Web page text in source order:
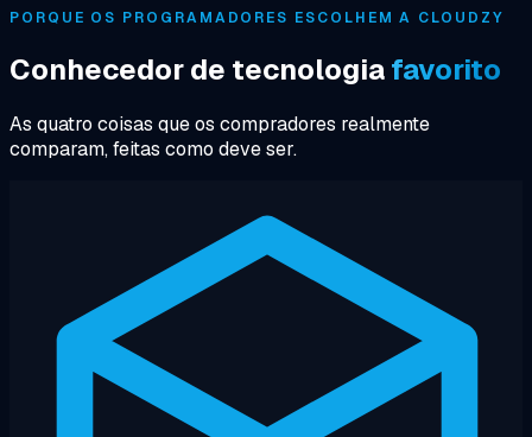
PORQUE OS PROGRAMADORES ESCOLHEM A CLOUDZY
Conhecedor de tecnologiafavorito
As quatro coisas que os compradores realmente
comparam, feitas como deve ser.